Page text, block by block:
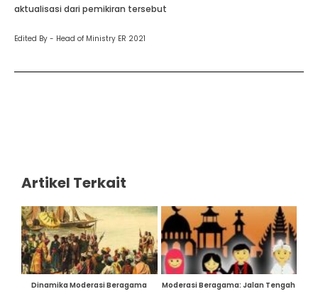
aktualisasi dari pemikiran tersebut
Edited By - Head of Ministry ER 2021
Artikel Terkait
Dinamika Moderasi Beragama
Moderasi Beragama: Jalan Tengah